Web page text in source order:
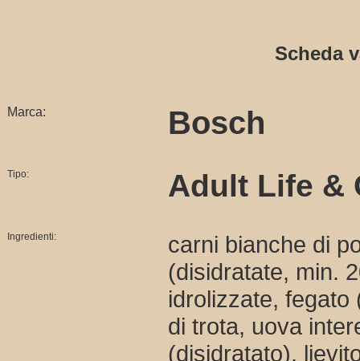
Scheda
Marca: Bosch
Tipo: Adult Life &
Ingredienti:
carni bianche di
(disidratate, min.
idrolizzate,
di trota, uova
(disidratato),